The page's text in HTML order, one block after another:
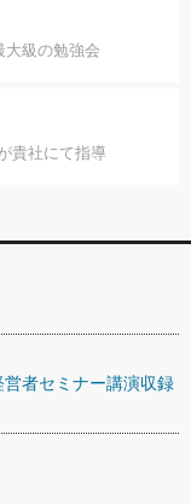
大級の勉強会
貴社にて指導
営者セミナー講演収録